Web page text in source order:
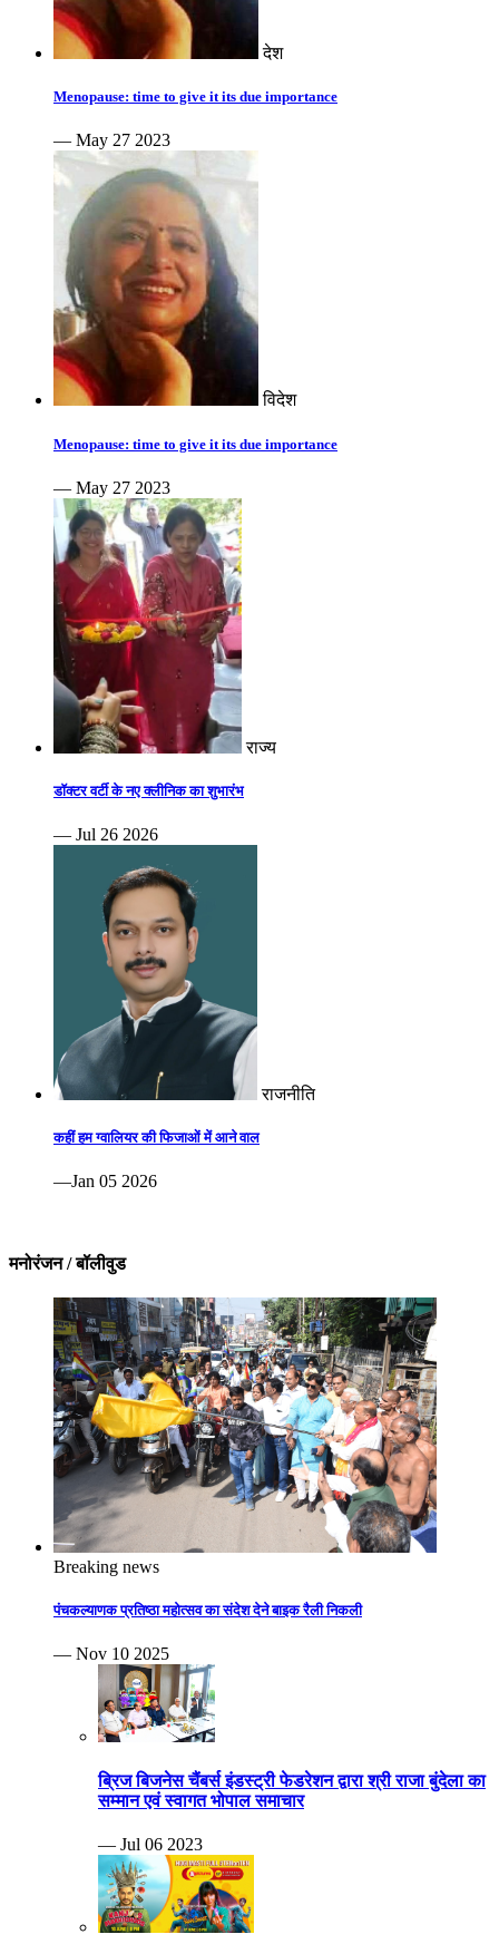
देश
Menopause: time to give it its due importance
— May 27 2023
विदेश
Menopause: time to give it its due importance
— May 27 2023
राज्य
डॉक्टर वर्टी के नए क्लीनिक का शुभारंभ
— Jul 26 2026
राजनीति
कहीं हम ग्वालियर की फिजाओं में आने वाल
—Jan 05 2026
मनोरंजन / बॉलीवुड
Breaking news
पंचकल्याणक प्रतिष्ठा महोत्सव का संदेश देने बाइक रैली निकली
— Nov 10 2025
ब्रिज बिजनेस चैंबर्स इंडस्ट्री फेडरेशन द्वारा श्री राजा बुंदेला का
सम्मान एवं स्वागत भोपाल समाचार
— Jul 06 2023